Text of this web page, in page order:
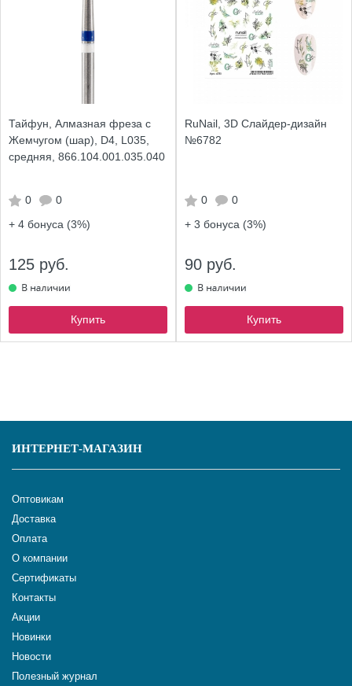
Тайфун, Алмазная фреза с
Жемчугом (шар), D4, L035,
средняя, 866.104.001.035.040
0
0
+ 4 бонуса (3%)
125 руб.
Купить
RuNail, 3D Слайдер-дизайн
№6782
0
0
+ 3 бонуса (3%)
90 руб.
Купить
ИНТЕРНЕТ-МАГАЗИН
Оптовикам
Доставка
Оплата
О компании
Сертификаты
Контакты
Акции
Новинки
Новости
Полезный журнал